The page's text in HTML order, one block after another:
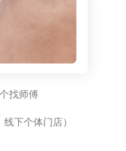
找师傅
下个体门店）